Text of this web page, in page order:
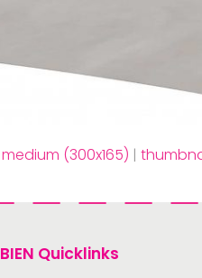
medium (300x165) |
BIEN Quicklinks